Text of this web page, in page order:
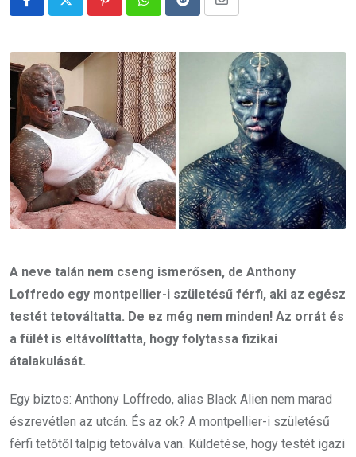
PinterestWhatsappRedditShare
Email
A neve talán nem cseng ismerősen, de Anthony
Loffredo egy montpellier-i születésű férfi, aki az egész
testét tetováltatta. De ez még nem minden! Az orrát és
a fülét is eltávolíttatta, hogy folytassa fizikai
átalakulását.
Egy biztos: Anthony Loffredo, alias Black Alien nem marad
észrevétlen az utcán. És az ok? A montpellier-i születésű
férfi tetőtől talpig tetoválva van. Küldetése, hogy testét igazi